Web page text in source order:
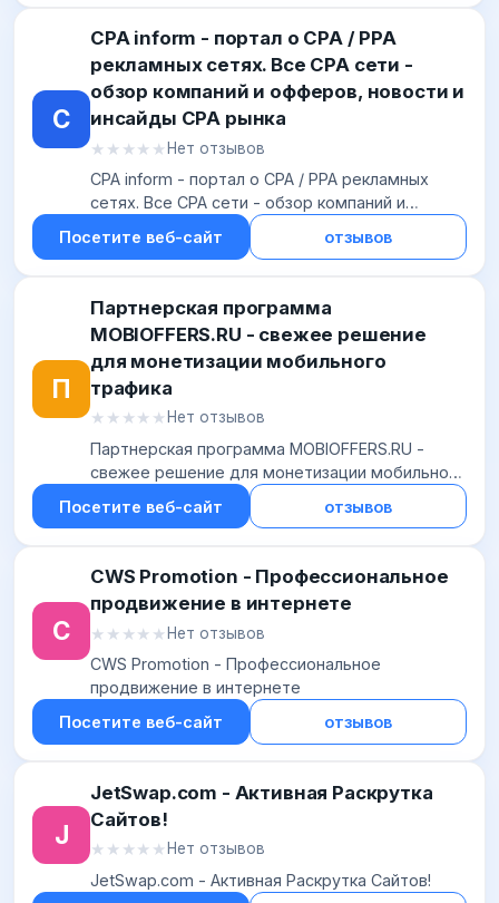
C
CPA inform - портал о CPA / PPA
рекламных сетях. Все CPA сети -
обзор компаний и офферов, новости и
инсайды CPA рынка
★★★★★
★★★★★ Нет отзывов
CPA inform - портал о CPA / PPA рекламных
сетях. Все CPA сети - обзор компаний и
офферов, новости и инсайды CPA рынка
Посетите веб-сайт отзывов
П
Партнерская программа
MOBIOFFERS.RU - свежее решение
для монетизации мобильного
трафика
★★★★★
★★★★★ Нет отзывов
Партнерская программа MOBIOFFERS.RU -
свежее решение для монетизации мобильного
Посетите веб-сайт отзывов
C
CWS Promotion - Профессиональное
продвижение в интернете
★★★★★
★★★★★ Нет отзывов
CWS Promotion - Профессиональное
продвижение в интернете
Посетите веб-сайт
отзывов
J
JetSwap.com - Активная Раскрутка
Сайтов!
★★★★★
★★★★★ Нет отзывов
JetSwap.com - Активная Раскрутка Сайтов!